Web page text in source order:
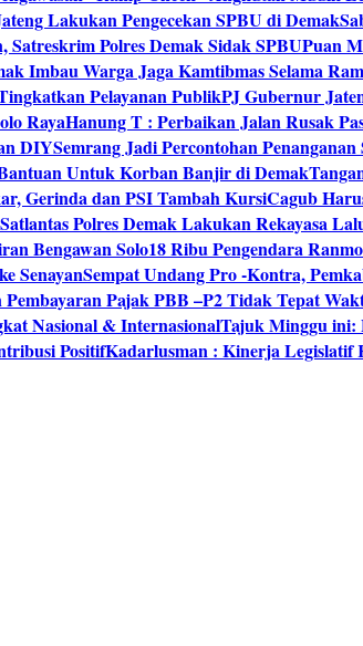
Lakukan Pengecekan SPBU di Demak
Satreskrim Polres Demak Sidak SPBUPuan
Imbau Warga Jaga Kamtibmas Selama
Pelayanan PublikPJ Gubernur
RayaHanung T : Perbaikan Jalan Rusak
DIYSemrang Jadi Percontohan
Untuk Korban Banjir di Demak
Gerinda dan PSI Tambah KursiCagub
Polres Demak Lakukan Rekayasa
Bengawan Solo18 Ribu Pengendara
SenayanSempat Undang Pro -Kontra,
Pajak PBB –P2 Tidak Tepat
Nasional & InternasionalTajuk Minggu ini:
PositifKadarlusman : Kinerja Legislatif